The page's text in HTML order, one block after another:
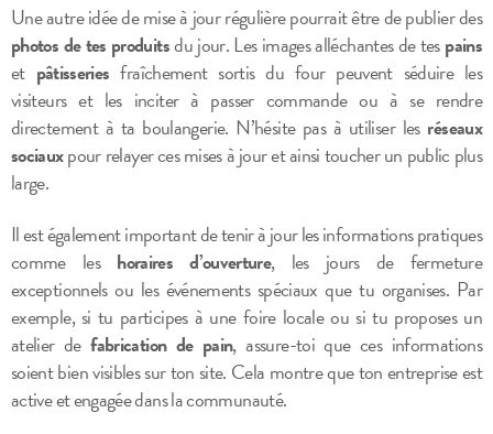
Une autre idée de mise à jour régulière pourrait être de publier des
photos de tes produitsdu jour. Les images alléchantes de tespains
et pâtisseries fraîchement sortis du four peuvent séduire les
visiteurs et les inciter à passer commande ou à se rendre
directement à ta boulangerie. N’hésite pas à utiliser les réseaux
sociauxpour relayer ces mises à jour et ainsi toucher un public plus
large.
Il est également important de tenir à jour les informations pratiques
comme les horaires d’ouverture, les jours de fermeture
exceptionnels ou les événements spéciaux que tu organises. Par
exemple, si tu participes à une foire locale ou si tu proposes un
atelier defabrication de pain, assure-toi que ces informations
soient bien visibles sur ton site. Cela montre que ton entreprise est
active et engagée dans la communauté.